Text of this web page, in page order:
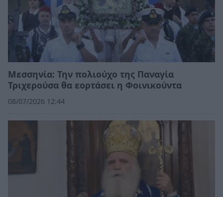
Μεσσηνία: Την πολιούχο της Παναγία
Τριχερούσα θα εορτάσει η Φοινικούντα
08/07/2026 12:44